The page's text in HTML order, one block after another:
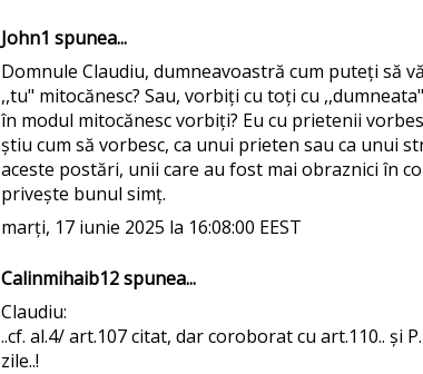
John1 spunea...
Domnule Claudiu, dumneavoastră cum puteți să
,,tu" mitocănesc? Sau, vorbiți cu toți cu
în modul mitocănesc vorbiți? Eu cu prietenii
știu cum să vorbesc, ca unui prieten sau ca unui
aceste postări, unii care au fost mai obraznici în
privește bunul simț.
marți, 17 iunie 2025 la 16:08:00 EEST
Calinmihaib12spunea...
Claudiu:
..cf. al.4/ art.107 citat, dar coroborat cu art.110.. și
zile..!